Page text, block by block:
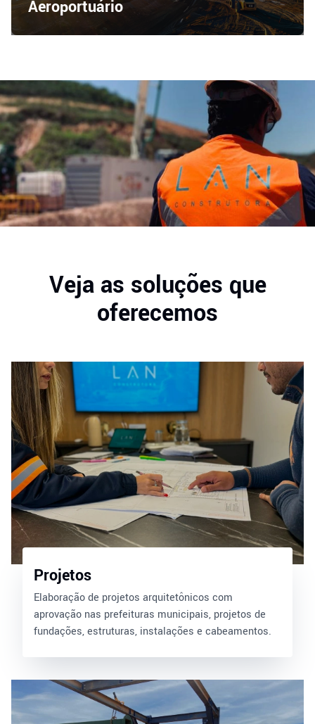
Aeroportuário
Veja as soluções que
oferecemos
Projetos
Elaboração de projetos arquitetônicos com
aprovação nas prefeituras municipais, projetos de
fundações, estruturas, instalações e cabeamentos.